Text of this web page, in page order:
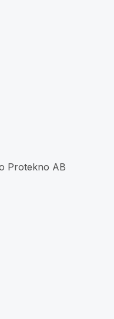
Protekno AB